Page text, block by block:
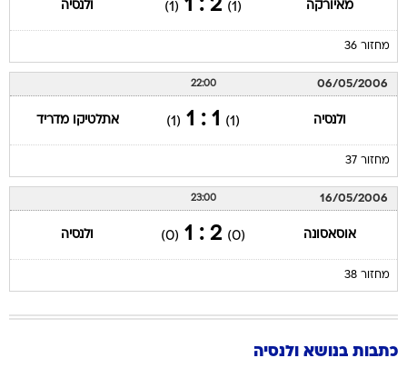
מאיורקה (1)
2 : 1
(1) ולנסיה
מחזור 36
06/05/2006
22:00
ולנסיה (1)
1 : 1
(1) אתלטיקו מדריד
מחזור 37
16/05/2006
23:00
אוסאסונה (0)
2 : 1
(0) ולנסיה
מחזור 38
כתבות בנושא ולנסיה